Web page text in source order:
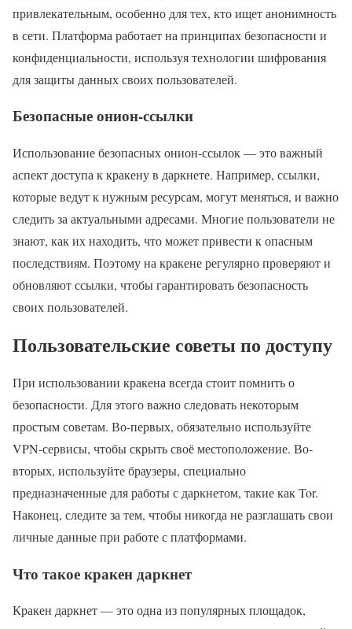
привлекательным, особенно для тех, кто ищет анонимность
в сети. Платформа работает на принципах безопасности и
конфиденциальности, используя технологии шифрования
для защиты данных своих пользователей.
Безопасные онион-ссылки
Использование безопасных онион-ссылок — это важный
аспект доступа к кракену в даркнете. Например, ссылки,
которые ведут к нужным ресурсам, могут меняться, и важно
следить за актуальными адресами. Многие пользователи не
знают, как их находить, что может привести к опасным
последствиям. Поэтому на кракене регулярно проверяют и
обновляют ссылки, чтобы гарантировать безопасность
своих пользователей.
Пользовательские советы по доступу
При использовании кракена всегда стоит помнить о
безопасности. Для этого важно следовать некоторым
простым советам. Во-первых, обязательно используйте
VPN-сервисы, чтобы скрыть своё местоположение. Во-
вторых, используйте браузеры, специально
предназначенные для работы с даркнетом, такие как Tor.
Наконец, следите за тем, чтобы никогда не разглашать свои
личные данные при работе с платформами.
Что такое кракен даркнет
Кракен даркнет — это одна из популярных площадок,